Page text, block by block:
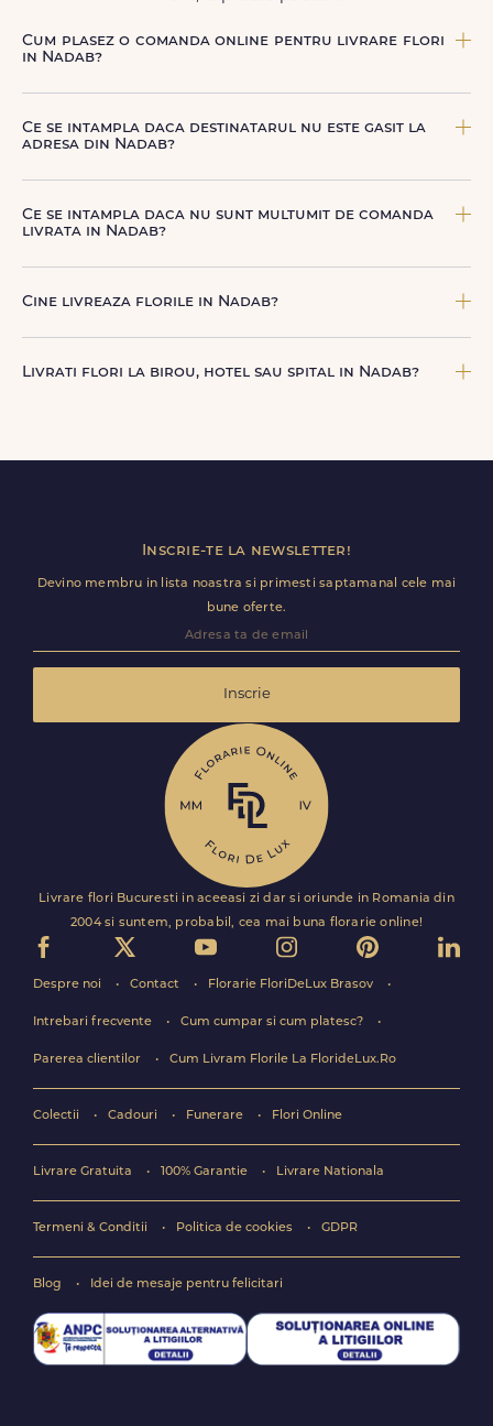
Cum plasez o comanda online pentru livrare flori
in Nadab?
produsul dorit, data si intervalul de livrare si adresa din
Nadab. sau poti plasa comanda telefonic, la nr. +40 722
Ce se intampla daca destinatarul nu este gasit la
adresa din Nadab?
numarul de telefon oferit. Daca nu poate preda comanda,
te contactam pentru o solutie rapida (reprogramare sau
Ce se intampla daca nu sunt multumit de comanda
livrata in Nadab?
astfel incat poti comanda fara griji.
Cine livreaza florile in Nadab?
parteneri de incredere, pentru a asigura manipulare
Livrati flori la birou, hotel sau spital in Nadab?
utile (nume receptie, etaj, salon) ca livrarea sa decurga
Inscrie-te la newsletter!
Devino membru in lista noastra si primesti saptamanal cele mai
bune oferte.
Inscrie
Livrare flori Bucuresti in aceeasi zi dar si oriunde in Romania din
2004 si suntem, probabil, cea mai buna florarie online!
Despre noi Contact Florarie FloriDeLux Brasov
Intrebari frecvente Cum cumpar si cum platesc?
Parerea clientilor Cum Livram Florile La FlorideLux.Ro
Colectii Cadouri Funerare Flori Online
Livrare Gratuita 100% Garantie Livrare Nationala
Termeni & Conditii Politica de cookies GDPR
Blog Idei de mesaje pentru felicitari